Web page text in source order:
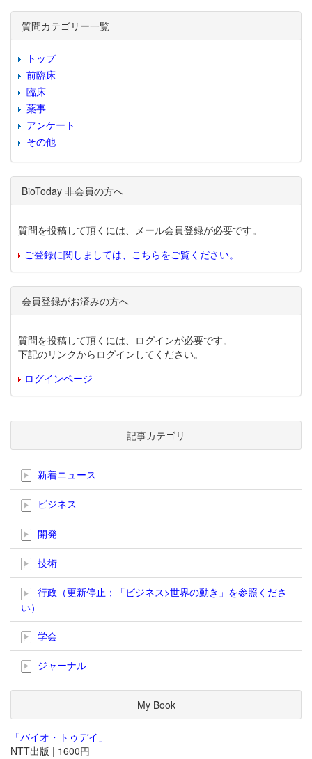
質問カテゴリー一覧
トップ
前臨床
臨床
薬事
アンケート
その他
BioToday 非会員の方へ
質問を投稿して頂くには、メール会員登録が必要です。
ご登録に関しましては、こちらをご覧ください。
会員登録がお済みの方へ
質問を投稿して頂くには、ログインが必要です。
下記のリンクからログインしてください。
ログインページ
記事カテゴリ
新着ニュース
ビジネス
開発
技術
行政（更新停止；「ビジネス>世界の動き」を参照くださ
い）
学会
ジャーナル
My Book
「バイオ・トゥデイ」
NTT出版 | 1600円